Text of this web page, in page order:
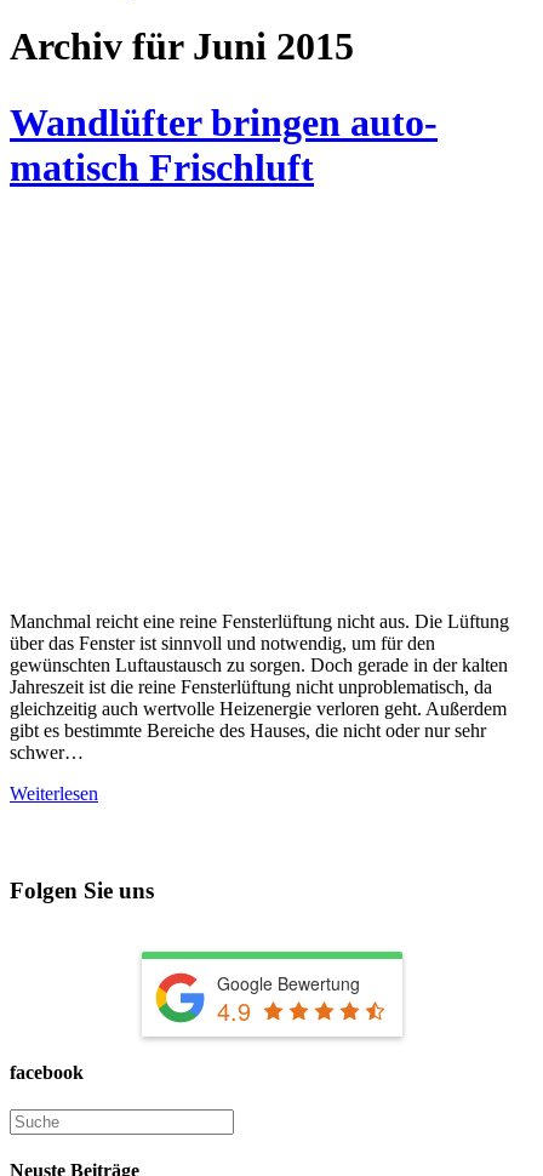
Archiv für Juni 2015
Wand­lüfter bringen auto­
matisch Frisch­luft
Manchmal reicht eine reine Fensterlüftung nicht aus. Die Lüftung
über das Fenster ist sinnvoll und notwendig, um für den
gewünschten Luftaustausch zu sorgen. Doch gerade in der kalten
Jahreszeit ist die reine Fensterlüftung nicht unproblematisch, da
gleichzeitig auch wertvolle Heizenergie verloren geht. Außerdem
gibt es bestimmte Bereiche des Hauses, die nicht oder nur sehr
schwer…
Weiterlesen
Folgen Sie uns
Google Bewertung
4.9
facebook
Neuste Beiträge